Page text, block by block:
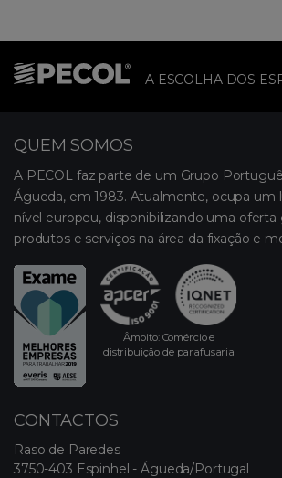
A ESCOLHA DOS
QUEM SOMOS
A PECOL faz parte de um Grupo
Águeda, em 1983. Atualmente, ocupa um
nível europeu, disponibilizando uma oferta
produtos e serviços na área da fixação e
Âmbito: Comércio e
distribuição de parafusaria
CONTACTOS
Raso de Paredes
3750-403 Espinhel - Águeda/Portugal